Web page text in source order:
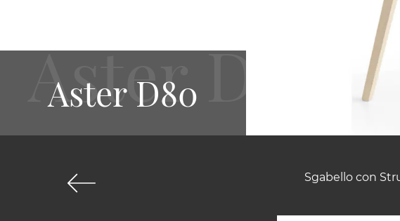
Sgabello con
Aster D80